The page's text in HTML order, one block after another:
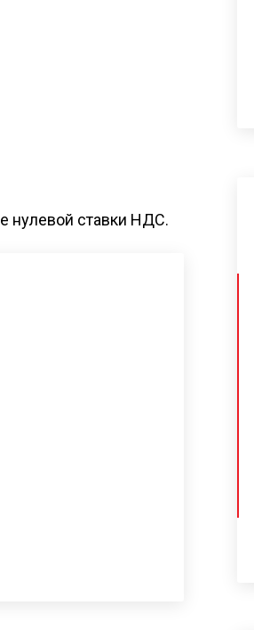
нулевой ставки НДС.